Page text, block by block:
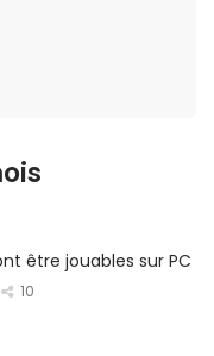
être jouables sur PC
10